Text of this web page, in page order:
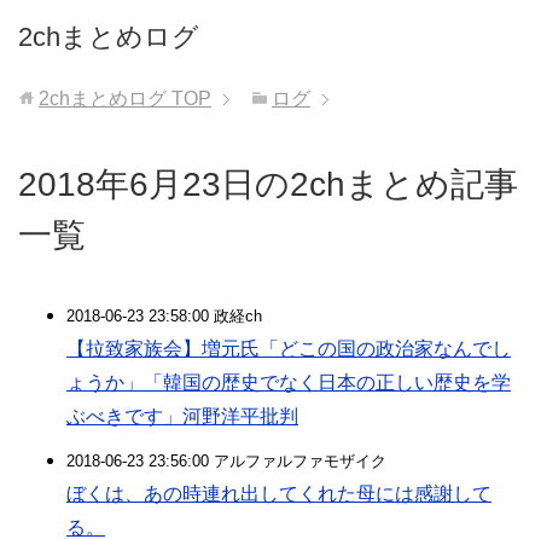
2chまとめログ
2chまとめログ TOP ログ
2018年6月23日の2chまとめ記事
一覧
2018-06-23 23:58:00 政経ch
【拉致家族会】増元氏「どこの国の政治家なんでし
ょうか」「韓国の歴史でなく日本の正しい歴史を学
ぶべきです」河野洋平批判
2018-06-23 23:56:00 アルファルファモザイク
ぼくは、あの時連れ出してくれた母には感謝して
る。